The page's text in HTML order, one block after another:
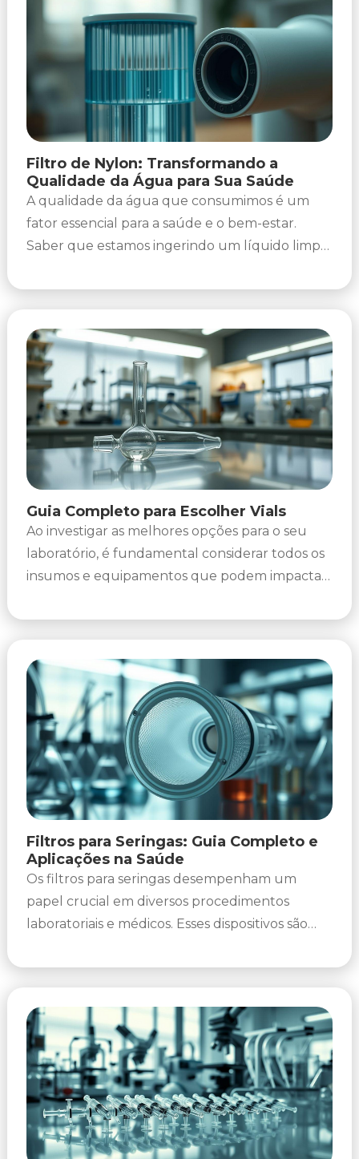
Filtro de Nylon: Transformando a
Qualidade da Água para Sua Saúde
A qualidade da água que consumimos é um
fator essencial para a saúde e o bem-estar.
Saber que estamos ingerindo um líquido limpo
Guia Completo para Escolher Vials
Ao investigar as melhores opções para o seu
laboratório, é fundamental considerar todos os
insumos e equipamentos que podem impactar
Filtros para Seringas: Guia Completo e
Aplicações na Saúde
Os filtros para seringas desempenham um
papel crucial em diversos procedimentos
laboratoriais e médicos. Esses dispositivos são
como contaminantes e...